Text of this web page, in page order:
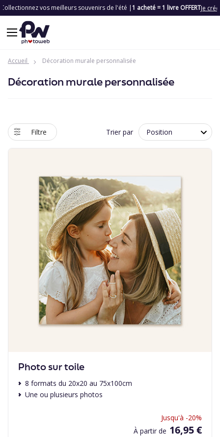
Vente PrivilègeSpécial Chassé-Croissé| Jusqu'à -65%Je fonce
Accueil Décoration murale personnalisée
Décoration murale personnalisée
Filtre Trier par
Photo sur toile
8 formats du 20x20 au 75x100cm
Une ou plusieurs photos
Jusqu'à -20%
À partir de 16,95 €